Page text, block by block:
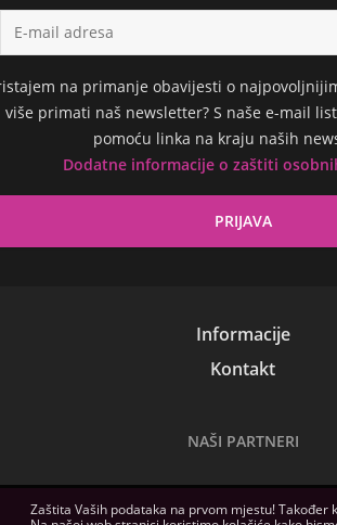
na primanje obavijesti o
više primati naš newsletter? S naše e-mail
pomoću linka na kraju naših
Dodatne informacije o zaštiti
Informacije
Kontakt
NAŠI PARTNERI
Zaštita Vaših podataka na prvom mjestu! Također